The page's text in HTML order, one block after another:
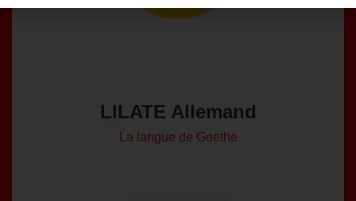
LILATE Allemand
La langue de Goethe